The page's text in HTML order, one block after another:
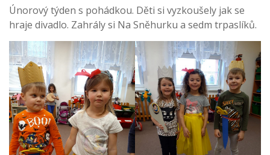
Únorový týden s pohádkou. Děti si vyzkoušely jak se
hraje divadlo. Zahrály si Na Sněhurku a sedm trpaslíků.